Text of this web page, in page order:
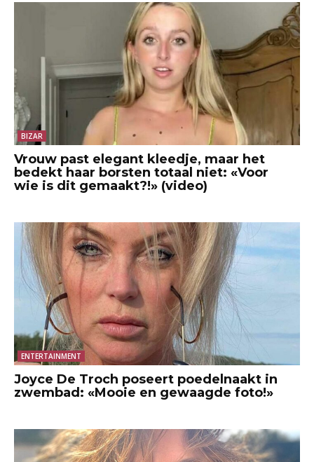
BIZAR
Vrouw past elegant kleedje, maar het
bedekt haar borsten totaal niet: «Voor
wie is dit gemaakt?!» (video)
ENTERTAINMENT
Joyce De Troch poseert poedelnaakt in
zwembad: «Mooie en gewaagde foto!»